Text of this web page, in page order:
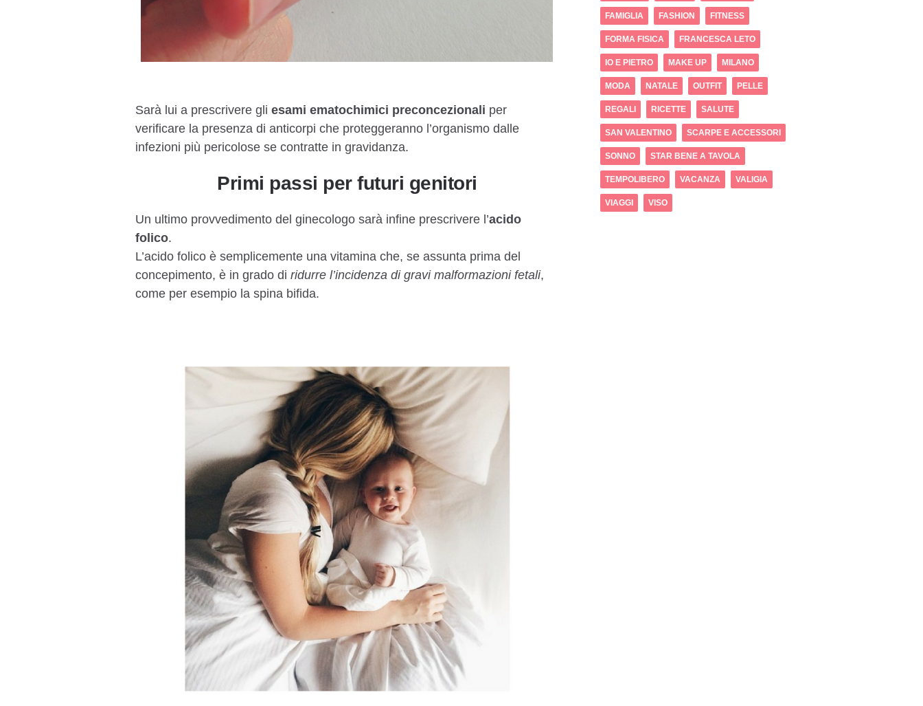
​Sarà lui a prescrivere gli esami ematochimici preconcezionali ​per
verificare la presenza di anticorpi che proteggeranno l’organismo dalle
infezioni più pericolose se contratte in gravidanza.​
Primi passi per futuri genitori
Un ultimo​ provvedimento del ginecologo sarà infine​ ​prescrivere l’acido
folico.
L’acido folico è semplicemente una vitamina che, ​se assunta ​prima del
concepimento, è in grado​ ​di ridurre l’incidenza di gravi malformazioni fetali​,
come per esempio la spina bifida.
FAMIGLIA FASHION FITNESS
FORMA FISICA FRANCESCA LETO
IO E PIETRO MAKE UP MILANO
MODA NATALE OUTFIT PELLE
REGALI RICETTE SALUTE
SAN VALENTINO SCARPE E ACCESSORI
SONNO STAR BENE A TAVOLA
TEMPOLIBERO VACANZA VALIGIA
VIAGGI VISO